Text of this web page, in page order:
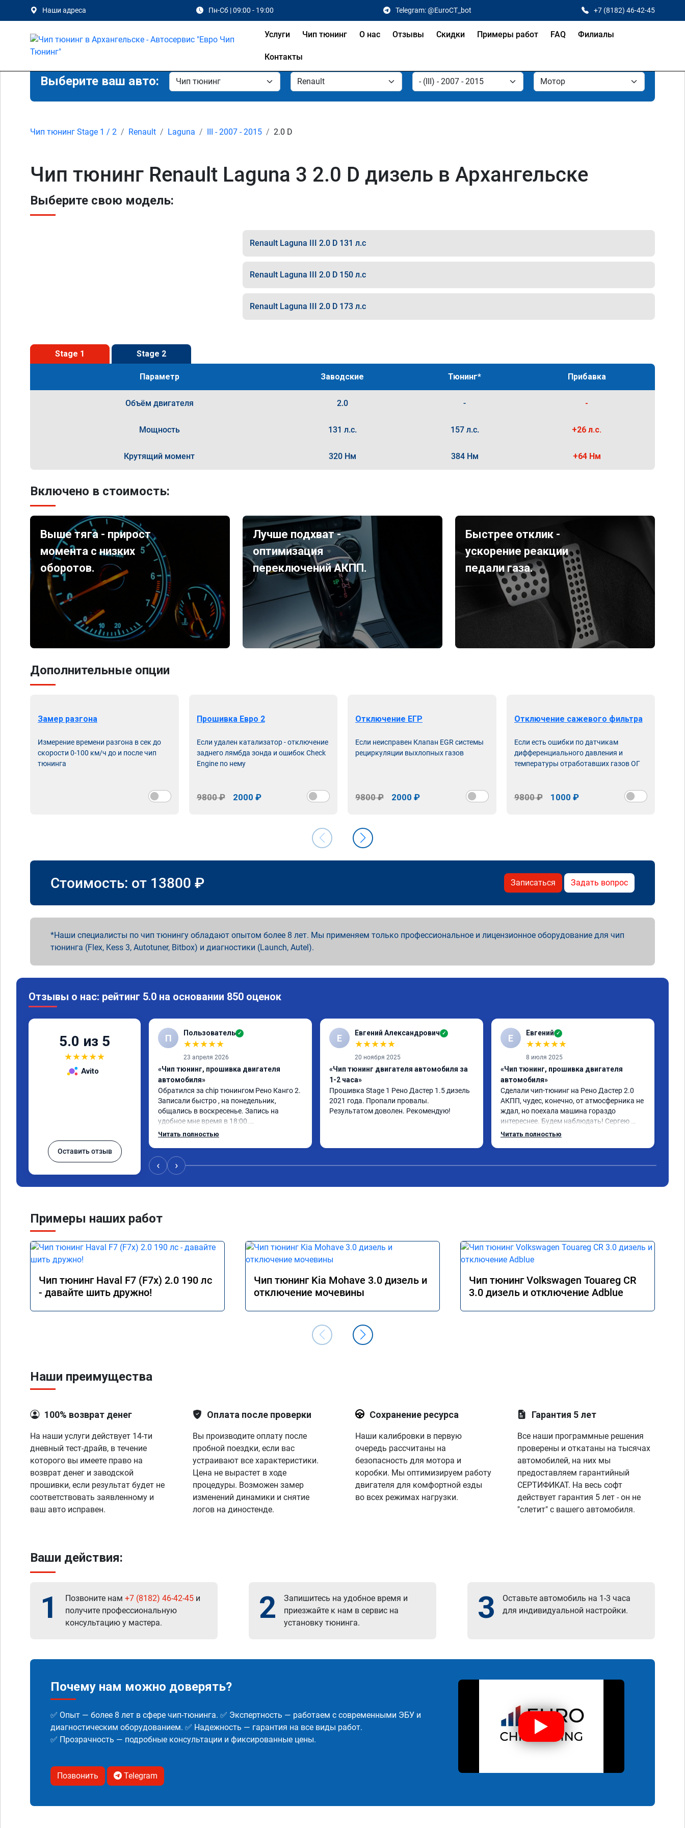
Наши адреса Пн-Сб | 09:00 - 19:00 Telegram: @EuroCT_bot +7 (8182) 46-42-45
Услуги Чип тюнинг О нас Отзывы Скидки Примеры работ FAQ Филиалы
Контакты
Выберите ваш авто:
Чип тюнинг Stage 1 / 2 Renault Laguna III - 2007 - 2015 2.0 D
Чип тюнинг Renault Laguna 3 2.0 D дизель в Архангельске
Выберите свою модель:
Renault Laguna III 2.0 D 131 л.с
Renault Laguna III 2.0 D 150 л.с
Renault Laguna III 2.0 D 173 л.с
Stage 1 Stage 2
Параметр Заводские Тюнинг* Прибавка
Объём двигателя 2.0 - -
Мощность 131 л.с. 157 л.с. +26 л.с.
Крутящий момент 320 Нм 384 Нм +64 Нм
Включено в стоимость:
Выше тяга - прирост
момента с низких
оборотов.
Лучше подхват -
оптимизация
переключений АКПП.
Быстрее отклик -
ускорение реакции
педали газа.
Дополнительные опции
Замер разгона
Измерение времени разгона в сек до
скорости 0-100 км/ч до и после чип
тюнинга
Прошивка Евро 2
Если удален катализатор - отключение
заднего лямбда зонда и ошибок Check
Engine по нему
9800 ₽ 2000 ₽
Отключение ЕГР
Если неисправен Клапан EGR системы
рециркуляции выхлопных газов
9800 ₽ 2000 ₽
Отключение сажевого фильтра
Если есть ошибки по датчикам
дифференциального давления и
температуры отработавших газов ОГ
9800 ₽ 1000 ₽
Стоимость: от 13800 ₽ Записаться Задать вопрос
Наши специалисты по чип тюнингу обладают опытом более 8 лет. Мы применяем только профессиональное и лицензионное оборудование для чип
тюнинга (Flex, Kess 3, Autotuner, Bitbox) и диагностики (Launch, Autel).
Отзывы о нас: рейтинг 5.0 на основании 850 оценок
5.0 из 5
★★★★★
Avito
Оставить отзыв
П Пользователь ✓
★★★★★
23 апреля 2026
«Чип тюнинг, прошивка двигателя
автомобиля»
Обратился за chip тюнингом Рено Канго 2.
Записали быстро , на понедельник,
общались в воскресенье. Запись на
удобное мне время в 18:00.
Работу выполнили за 30 минут,
Читать полностью
Е Евгений Александрович ✓
★★★★★
20 ноября 2025
«Чип тюнинг двигателя автомобиля за
1-2 часа»
Прошивка Stage 1 Рено Дастер 1.5 дизель
2021 года. Пропали провалы.
Результатом доволен. Рекомендую!
Е Евгений ✓
★★★★★
8 июля 2025
«Чип тюнинг, прошивка двигателя
автомобиля»
Сделали чип-тюнинг на Рено Дастер 2.0
АКПП, чудес, конечно, от атмосферника не
ждал, но поехала машина гораздо
интереснее. Будем наблюдать! Сергею
отдельное спасибо за профессионально
Читать полностью
‹ ›
Примеры наших работ
Чип тюнинг Haval F7 (F7x) 2.0 190 лс
- давайте шить дружно!
Чип тюнинг Kia Mohave 3.0 дизель и
отключение мочевины
Чип тюнинг Volkswagen Touareg CR
3.0 дизель и отключение Adblue
Наши преимущества
100% возврат денег
На наши услуги действует 14-ти
дневный тест-драйв, в течение
которого вы имеете право на
возврат денег и заводской
прошивки, если результат будет не
соответствовать заявленному и
ваш авто исправен.
Оплата после проверки
Вы производите оплату после
пробной поездки, если вас
устраивают все характеристики.
Цена не вырастет в ходе
процедуры. Возможен замер
изменений динамики и снятие
логов на диностенде.
Сохранение ресурса
Наши калибровки в первую
очередь рассчитаны на
безопасность для мотора и
коробки. Мы оптимизируем работу
двигателя для комфортной езды
во всех режимах нагрузки.
Гарантия 5 лет
Все наши программные решения
проверены и откатаны на тысячах
автомобилей, на них мы
предоставляем гарантийный
СЕРТИФИКАТ. На весь софт
действует гарантия 5 лет - он не
"слетит" с вашего автомобиля.
Ваши действия:
1 Позвоните нам +7 (8182) 46-42-45 и
получите профессиональную
консультацию у мастера.
2
Запишитесь на удобное время и
приезжайте к нам в сервис на
установку тюнинга.
3
Оставьте автомобиль на 1-3 часа
для индивидуальной настройки.
Почему нам можно доверять?
✅ Опыт — более 8 лет в сфере чип-тюнинга. ✅ Экспертность — работаем с современными ЭБУ и
диагностическим оборудованием. ✅ Надежность — гарантия на все виды работ.
✅ Прозрачность — подробные консультации и фиксированные цены.
Позвонить Telegram